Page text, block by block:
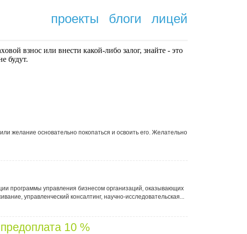
проекты блоги лицей
взнoc или внести какой-либо залог, знайте - это
будут.
желание основательно покопаться и освоить его. Желательно
программы управления бизнесом организаций, оказывающих
управленческий консалтинг, научно-исследовательская...
10 %